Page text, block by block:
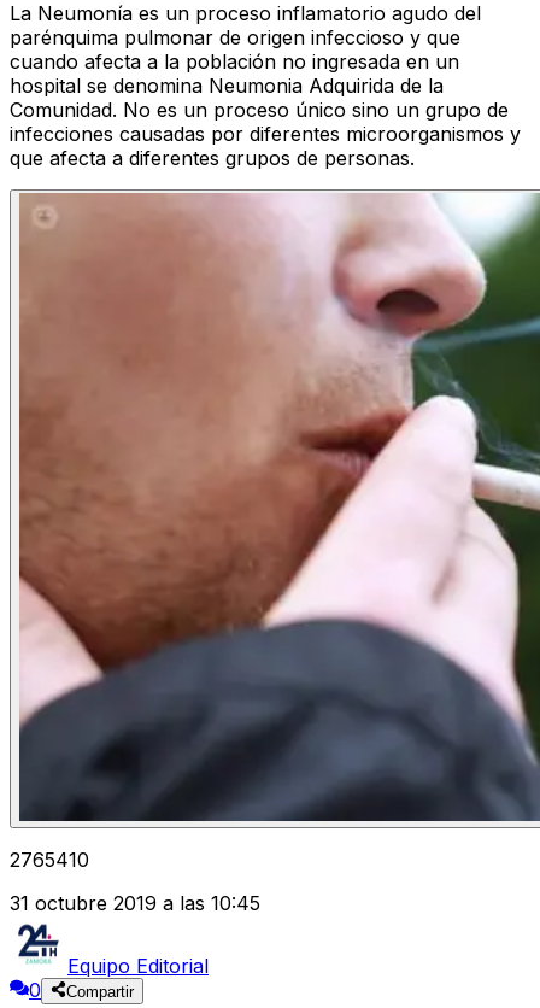
La Neumonía es un proceso inflamatorio agudo del
parénquima pulmonar de origen infeccioso y que
cuando afecta a la población no ingresada en un
hospital se denomina Neumonia Adquirida de la
Comunidad. No es un proceso único sino un grupo de
infecciones causadas por diferentes microorganismos y
que afecta a diferentes grupos de personas.
2765410
31 octubre 2019 a las 10:45
Equipo Editorial
0
Compartir